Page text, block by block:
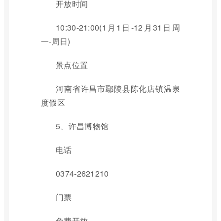
开放时间
10:30-21:00(1月1日-12月31日周
一-周日)
景点位置
河南省许昌市鄢陵县陈化店镇温泉
度假区
5、许昌博物馆
电话
0374-2621210
门票